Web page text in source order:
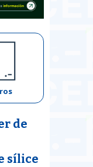
de
sílice